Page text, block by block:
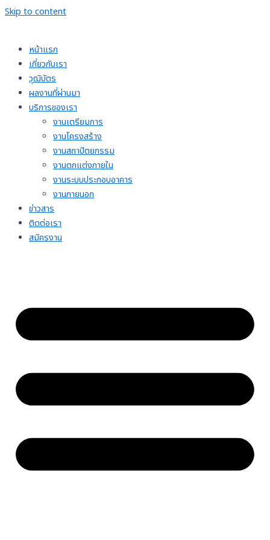
Skip to content
หน้าแรก
เกี่ยวกับเรา
วุฒิบัตร
ผลงานที่ผ่านมา
บริการของเรา
งานเตรียมการ
งานโครงสร้าง
งานสถาปัตยกรรม
งานตกแต่งภายใน
งานระบบประกอบอาคาร
งานภายนอก
ข่าวสาร
ติดต่อเรา
สมัครงาน